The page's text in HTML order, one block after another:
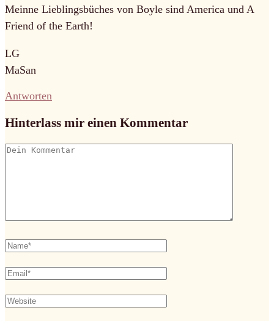
Meinne Lieblingsbüches von Boyle sind America und A
Friend of the Earth!
LG
MaSan
Antworten
Hinterlass mir einen Kommentar